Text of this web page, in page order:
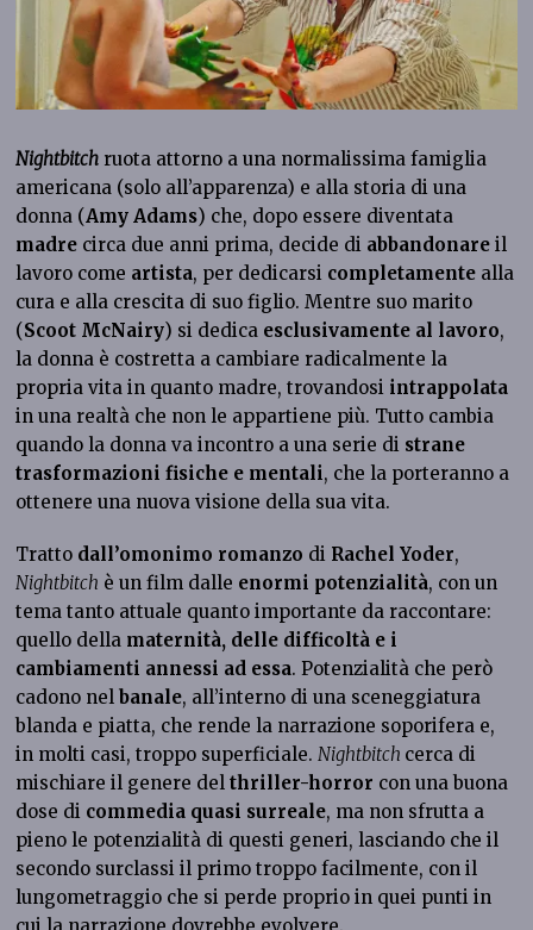
Nightbitch ruota attorno a una normalissima famiglia
americana (solo all’apparenza) e alla storia di una
donna (Amy Adams) che, dopo essere diventata
madre circa due anni prima, decide di abbandonare il
lavoro come artista, per dedicarsi completamente alla
cura e alla crescita di suo figlio. Mentre suo marito
(Scoot McNairy) si dedica esclusivamente al lavoro,
la donna è costretta a cambiare radicalmente la
propria vita in quanto madre, trovandosi intrappolata
in una realtà che non le appartiene più. Tutto cambia
quando la donna va incontro a una serie di strane
trasformazioni fisiche e mentali, che la porteranno a
ottenere una nuova visione della sua vita.
Tratto dall’omonimo romanzo di Rachel Yoder,
Nightbitch è un film dalle enormi potenzialità, con un
tema tanto attuale quanto importante da raccontare:
quello della maternità, delle difficoltà e i
cambiamenti annessi ad essa. Potenzialità che però
cadono nelbanale, all’interno di una sceneggiatura
blanda e piatta, che rende la narrazione soporifera e,
in molti casi, troppo superficiale. Nightbitch cerca di
mischiare il genere delthriller-horror con una buona
dose di commedia quasi surreale, ma non sfrutta a
pieno le potenzialità di questi generi, lasciando che il
secondo surclassi il primo troppo facilmente, con il
lungometraggio che si perde proprio in quei punti in
cui la narrazione dovrebbe evolvere.